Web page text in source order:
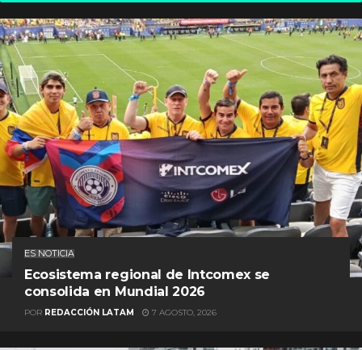
ES NOTICIA
Ecosistema regional de Intcomex se
consolida en Mundial 2026
POR REDACCIÓN LATAM 7 AGOSTO, 2026